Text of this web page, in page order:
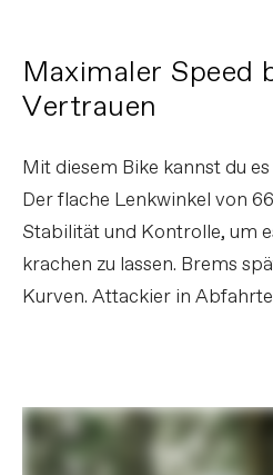
Maximaler Speed
Vertrauen
Mit diesem Bike kannst du
Der flache Lenkwinkel von
Stabilität und Kontrolle, um
krachen zu lassen. Brems
Kurven. Attackier in